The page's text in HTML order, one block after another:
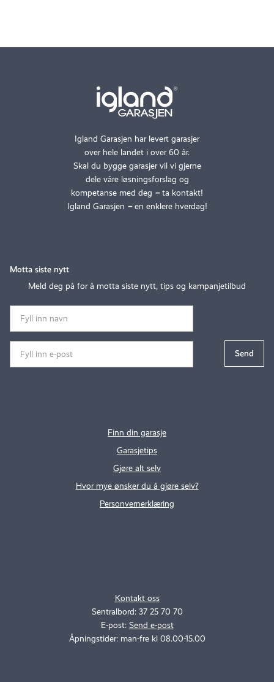
Igland Garasjen har levert garasjer
over hele landet i over 60 år.
Skal du bygge garasjer vil vi gjerne
dele våre løsningsforslag og
kompetanse med deg –ta kontakt!
Igland Garasjen –en enklere hverdag!
Kontakt oss
Sentralbord: 37 25 70 70
E-post: Send e-post
Åpningstider: man-fre kl 08.00-15.00
Finn din garasje
Garasjetips
Gjøre alt selv
Hvor mye ønsker du å gjøre selv?
Personvernerklæring
Motta siste nytt
Meld deg på for å motta siste nytt, tips og kampanjetilbud